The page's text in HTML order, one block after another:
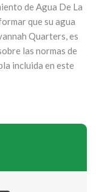
de Agua De La
que su agua
Quarters, es
las normas de
incluida en este